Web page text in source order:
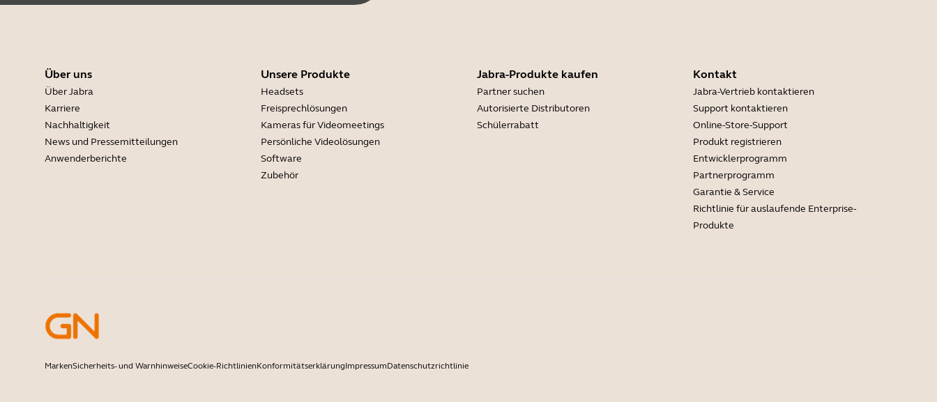
Über uns
Über Jabra
Karriere
Nachhaltigkeit
News und Pressemitteilungen
Anwenderberichte
Unsere Produkte
Headsets
Freisprechlösungen
Kameras für Videomeetings
Persönliche Videolösungen
Software
Zubehör
Jabra-Produkte kaufen
Partner suchen
Autorisierte Distributoren
Schülerrabatt
Kontakt
Jabra-Vertrieb kontaktieren
Support kontaktieren
Online-Store-Support
Produkt registrieren
Entwicklerprogramm
Partnerprogramm
Garantie & Service
Richtlinie für auslaufende Enterprise-
Produkte
MarkenSicherheits- und WarnhinweiseCookie-RichtlinienKonformitätserklärungImpressumDatenschutzrichtlinie